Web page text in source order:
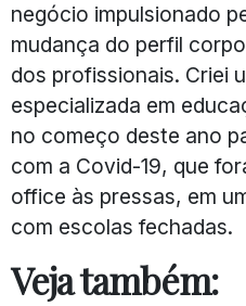
negócio impulsionado
mudança do perfil
dos profissionais. Criei
especializada em
no começo deste ano
com a Covid-19, que
office às pressas, em
com escolas fechadas.
Veja também: